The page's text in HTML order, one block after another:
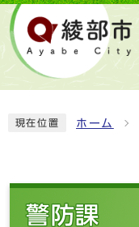
現在位置 ホーム
警防課